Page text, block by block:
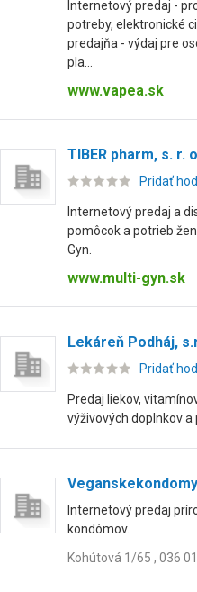
Internetový predaj -
potreby, elektronické
predajňa - výdaj pre
pla...
www.vapea.sk
TIBER pharm, s. r.
Pridať
Internetový predaj a
pomôcok a potrieb
Gyn.
www.multi-gyn.sk
Lekáreň Podháj,
Pridať
Predaj liekov,
výživových doplnkov a
Internetový predaj
kondómov.
Kohútová 1/65 , 036